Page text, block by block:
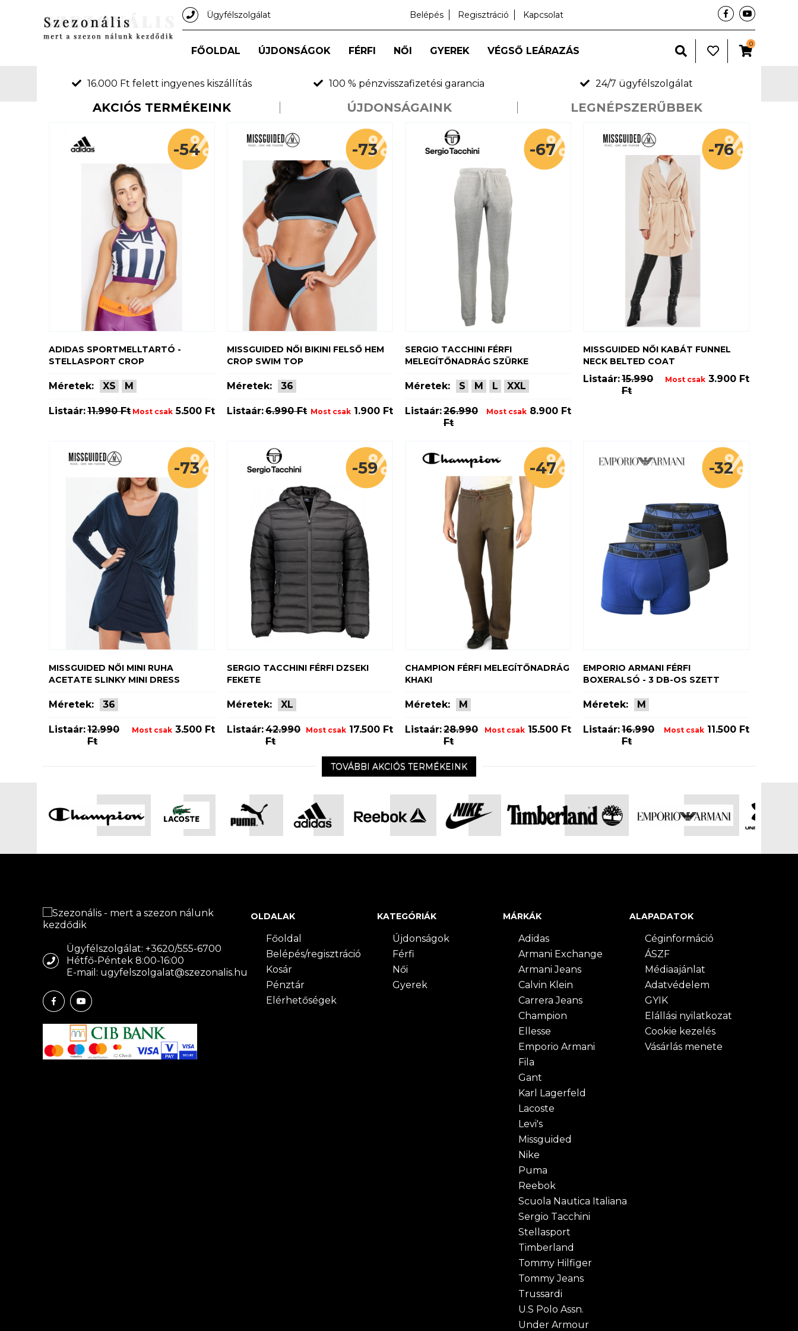
Ügyfélszolgálat Belépés Regisztráció Kapcsolat
FŐOLDAL ÚJDONSÁGOK FÉRFI NŐI GYEREK VÉGSŐ LEÁRAZÁS
0
16.000 Ft felett ingyenes kiszállítás 100 % pénzvisszafizetési garancia 24/7 ügyfélszolgálat
AKCIÓS TERMÉKEINK ÚJDON­SÁGAINK LEGNÉP­SZERŰBBEK
-54
ADIDAS SPORTMELLTARTÓ -
STELLASPORT CROP
Méretek: XS M
Listaár:11.990 Ft Most csak 5.500 Ft
-73
MISSGUIDED NŐI BIKINI FELSŐ HEM
CROP SWIM TOP
Méretek: 36
Listaár:6.990 Ft Most csak 1.900 Ft
-67
SERGIO TACCHINI FÉRFI
MELEGÍTŐNADRÁG SZÜRKE
Méretek: S M L XXL
Listaár:26.990
Ft
Most csak 8.900 Ft
-76
MISSGUIDED NŐI KABÁT FUNNEL
NECK BELTED COAT
Listaár:15.990
Ft
Most csak 3.900 Ft
-73
MISSGUIDED NŐI MINI RUHA
ACETATE SLINKY MINI DRESS
Méretek: 36
Listaár:12.990
Ft
Most csak 3.500 Ft
-59
SERGIO TACCHINI FÉRFI DZSEKI
FEKETE
Méretek: XL
Listaár:42.990
Ft
Most csak 17.500 Ft
-47
CHAMPION FÉRFI MELEGÍTŐNADRÁG
KHAKI
Méretek: M
Listaár:28.990
Ft
Most csak 15.500 Ft
-32
EMPORIO ARMANI FÉRFI
BOXERALSÓ - 3 DB-OS SZETT
Méretek: M
Listaár:16.990
Ft
Most csak 11.500 Ft
TOVÁBBI AKCIÓS TERMÉKEINK
Ügyfélszolgálat: +3620/555-6700
Hétfő-Péntek 8:00-16:00
E-mail: ugyfelszolgalat@szezonalis.hu
OLDALAK
Főoldal
Belépés/regisztráció
Kosár
Pénztár
Elérhetőségek
KATEGÓRIÁK
Újdonságok
Férfi
Női
Gyerek
MÁRKÁK
Adidas
Armani Exchange
Armani Jeans
Calvin Klein
Carrera Jeans
Champion
Ellesse
Emporio Armani
Fila
Gant
Karl Lagerfeld
Lacoste
Levi's
Missguided
Nike
Puma
Reebok
Scuola Nautica Italiana
Sergio Tacchini
Stellasport
Timberland
Tommy Hilfiger
Tommy Jeans
Trussardi
U.S Polo Assn.
Under Armour
ALAPADATOK
Céginformáció
ÁSZF
Médiaajánlat
Adatvédelem
GYIK
Elállási nyilatkozat
Cookie kezelés
Vásárlás menete